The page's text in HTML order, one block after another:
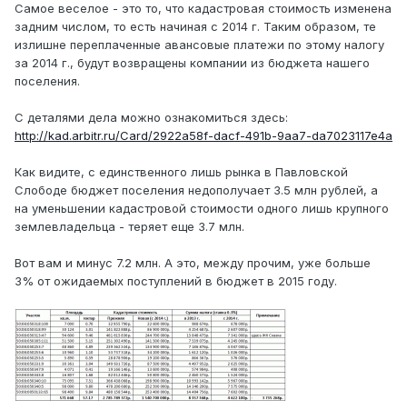
Самое веселое - это то, что кадастровая стоимость изменена
задним числом, то есть начиная с 2014 г. Таким образом, те
излишне переплаченные авансовые платежи по этому налогу
за 2014 г., будут возвращены компании из бюджета нашего
поселения.
С деталями дела можно ознакомиться здесь:
http://kad.arbitr.ru/Card/2922a58f-dacf-491b-9aa7-da7023117e4a
Как видите, с единственного лишь рынка в Павловской
Слободе бюджет поселения недополучает 3.5 млн рублей, а
на уменьшении кадастровой стоимости одного лишь крупного
землевладельца - теряет еще 3.7 млн.
Вот вам и минус 7.2 млн. А это, между прочим, уже больше
3% от ожидаемых поступлений в бюджет в 2015 году.